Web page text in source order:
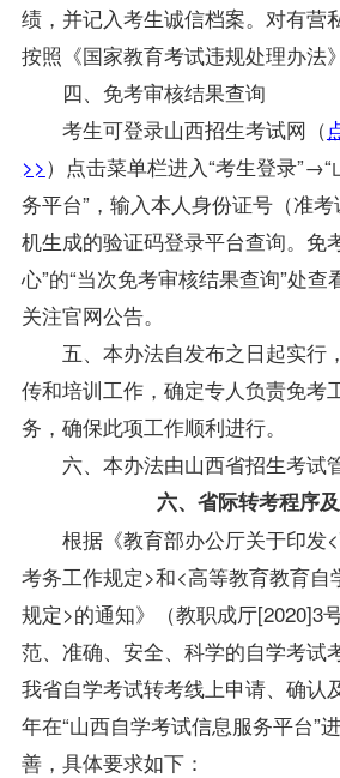
绩，并记入考生诚信档案。对有营
按照《国家教育考试违规处理办法
四、免考审核结果查询
考生可登录山西招生考试网（
>>）点击菜单栏进入“考生登录
务平台”，输入本人身份证号（准
机生成的验证码登录平台查询。免
心”的“当次免考审核结果查询”处
关注官网公告。
五、本办法自发布之日起实行
传和培训工作，确定专人负责免考
务，确保此项工作顺利进行。
六、本办法由山西省招生考试
六、省际转考程序
根据《教育部办公厅关于印发
考务工作规定>和<高等教育教育自
规定>的通知》（教职成厅[2020]3
范、准确、安全、科学的自学考试
我省自学考试转考线上申请、确认
年在“山西自学考试信息服务平台”
善，具体要求如下：